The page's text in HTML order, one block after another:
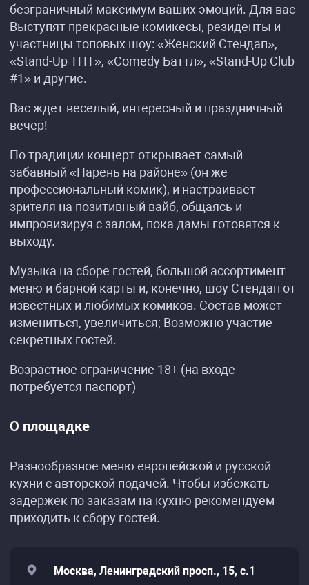
безграничный максимум ваших эмоций. Для вас
Выступят прекрасные комикесы, резиденты и
участницы топовых шоу: «Женский Стендап»,
«Stand-Up ТНТ», «Comedy Баттл», «Stand-Up Club
#1» и другие.
Вас ждет веселый, интересный и праздничный
вечер!
По традиции концерт открывает самый
забавный «Парень на районе» (он же
профессиональный комик), и настраивает
зрителя на позитивный вайб, общаясь и
импровизируя с залом, пока дамы готовятся к
выходу.
Музыка на сборе гостей, большой ассортимент
меню и барной карты и, конечно, шоу Стендап от
известных и любимых комиков. Состав может
измениться, увеличиться; Возможно участие
секретных гостей.
Возрастное ограничение 18+ (на входе
потребуется паспорт)
О площадке
Разнообразное меню европейской и русской
кухни с авторской подачей. Чтобы избежать
задержек по заказам на кухню рекомендуем
приходить к сбору гостей.
Москва, Ленинградский просп., 15, с.1